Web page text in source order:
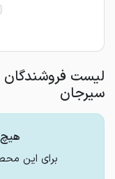
سیرجان
برای این